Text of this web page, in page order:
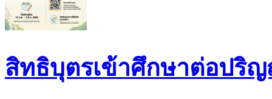
สิทธิบุตรเข้าศึกษาต่อปริญ